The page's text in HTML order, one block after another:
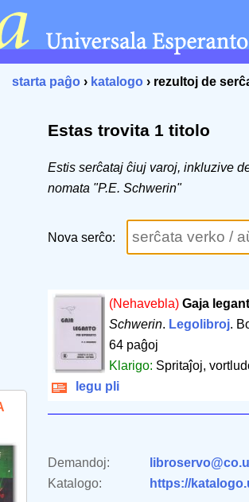
starta paĝo › katalogo › rezultoj de
Estas trovita 1 titolo
Estis serĉataj ĉiuj varoj, inkluzive
nomata "P.E. Schwerin"
Nova serĉo:
(Nehavebla) Gaja
Schwerin. Legolibroj.
64 paĝoj
Klarigo: Spritaĵoj,
legu pli
Demandoj:
Katalogo:
https://